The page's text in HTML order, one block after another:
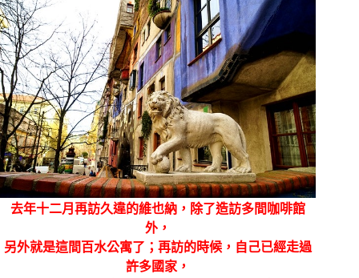
去年十二月再訪久違的維也納，除了造訪多間咖啡館
外，
另外就是這間百水公寓了；再訪的時候，自己已經走過
許多國家，